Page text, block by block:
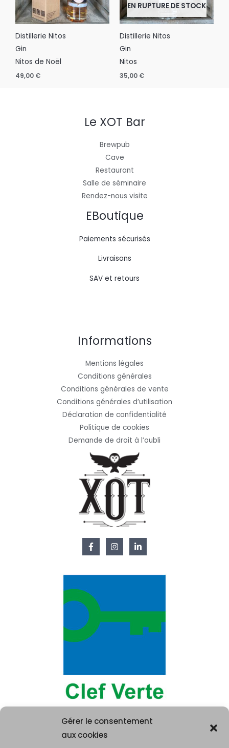
Gérer le consentement
aux cookies
Distillerie Nitos
Gin
Nitos de Noël
49,00 €
EN RUPTURE DE STOCK
Distillerie Nitos
Gin
Nitos
35,00 €
Le XOT Bar
Brewpub
Cave
Restaurant
Salle de séminaire
Rendez-nous visite
EBoutique
Paiements sécurisés
Livraisons
SAV et retours
Informations
Mentions légales
Conditions générales
Conditions générales de vente
Conditions générales d’utilisation
Déclaration de confidentialité
Politique de cookies
Demande de droit à l’oubli